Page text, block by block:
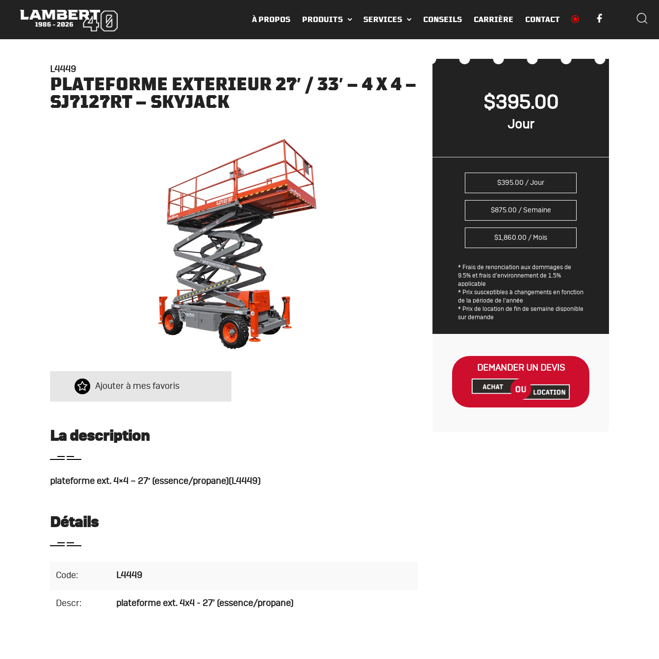
À PROPOS PRODUITS SERVICES CONSEILS CARRIÈRE CONTACT
L4449
PLATEFORME EXTERIEUR 27′ / 33′ – 4 X 4 –
SJ7127RT – SKYJACK
Ajouter à mes favoris
La description
plateforme ext. 4×4 – 27′ (essence/propane)(L4449)
Détails
Code: L4449
Descr: plateforme ext. 4x4 - 27' (essence/propane)
$395.00
$395.00 / Jour
$875.00 / Semaine
$1,860.00 / Mois
* Frais de renonciation aux dommages de
9.5% et frais d’environnement de 1.5%
applicable
* Prix susceptibles à changements en fonction
de la période de l'année
* Prix de location de fin de semaine disponible
sur demande
DEMANDER UN DEVIS